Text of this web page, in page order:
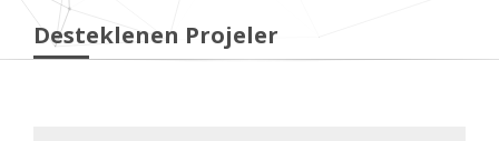
Desteklenen Projeler